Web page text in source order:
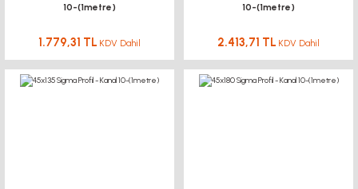
10-(1metre)
1.779,31 TL KDV Dahil
10-(1metre)
2.413,71 TL KDV Dahil